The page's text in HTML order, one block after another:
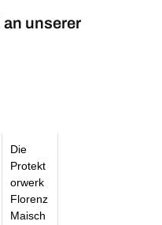
unserer
Die
Protekt
orwerk
Florenz
Maisch